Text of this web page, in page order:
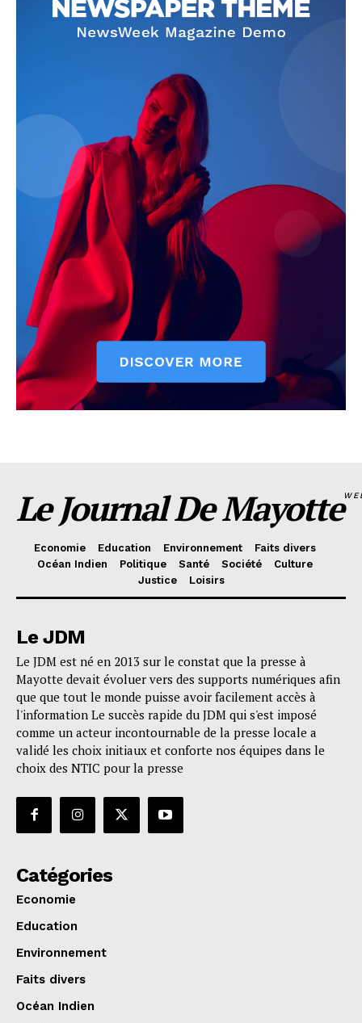
Le Journal De Mayotte
Economie Education Environnement
Faits divers
Océan Indien
Politique Santé Société
Culture
Justice
Loisirs
Le JDM
Le JDM est né en 2013 sur le constat que la presse à
Mayotte devait évoluer vers des supports numériques afin
que que tout le monde puisse avoir facilement accès à
l'information Le succès rapide du JDM qui s'est imposé
comme un acteur incontournable de la presse locale a
validé les choix initiaux et conforte nos équipes dans le
choix des NTIC pour la presse
Catégories
Economie
Education
Environnement
Faits divers
Océan Indien